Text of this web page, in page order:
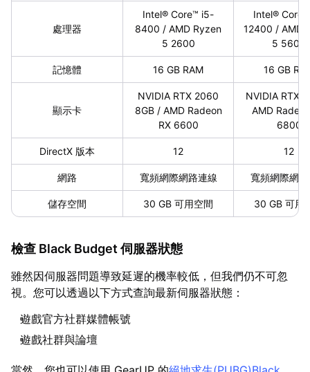
處理器
Intel® Core™ i5-
8400 / AMD Ryzen
5 2600
Intel®
12400 / AMD
5 5600
記憶體 16 GB RAM 16 GB
顯示卡
NVIDIA RTX 2060
8GB / AMD Radeon
RX 6600
NVIDIA RTX
AMD
6800
DirectX 版本 12 12
網路 寬頻網際網路連線 寬頻網際網
儲存空間 30 GB 可用空間 30 GB 可用
檢查 Black Budget 伺服器狀態
雖然因伺服器問題導致延遲的機率較低，但我們仍不可忽
視。您可以透過以下方式查詢最新伺服器狀態：
遊戲官方社群媒體帳號
遊戲社群與論壇